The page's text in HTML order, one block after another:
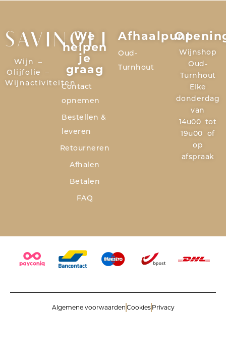
SAVINOLI
Wijn –
Olijfolie –
Wijnactiviteiten
We
helpen
je
graag
Contact
opnemen
Bestellen &
leveren
Retourneren
Afhalen
Betalen
FAQ
Afhaalpunt
Oud-
Turnhout
Wijnshop
Oud-
Turnhout
Elke
donderdag
van
14u00 tot
19u00 of
op
afspraak
Algemene voorwaarden Cookies Privacy